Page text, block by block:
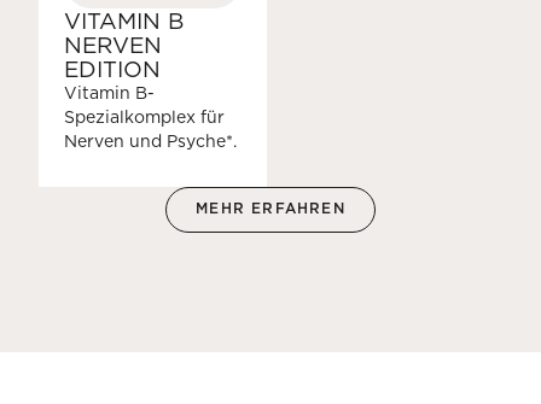
VITAMIN B
NERVEN
EDITION
Vitamin B-
Spezialkomplex für
Nerven und Psyche*.
MEHR ERFAHREN